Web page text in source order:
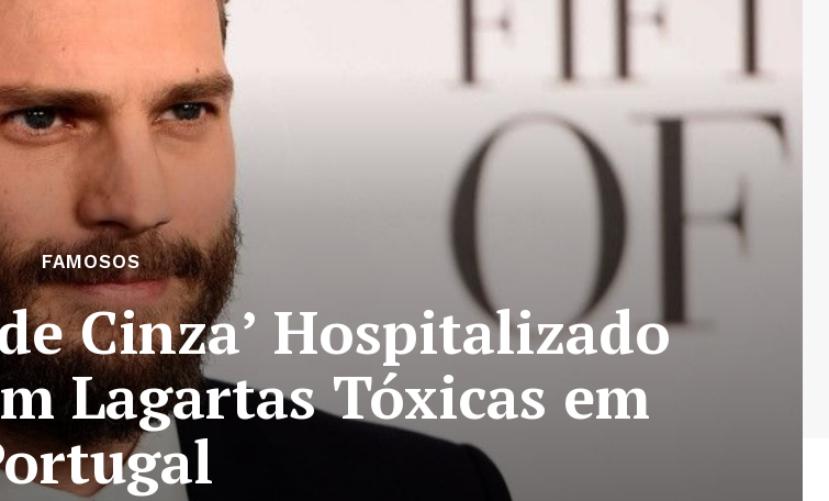
FAMOSOS
Cinza’ Hospitalizado
Lagartas Tóxicas em